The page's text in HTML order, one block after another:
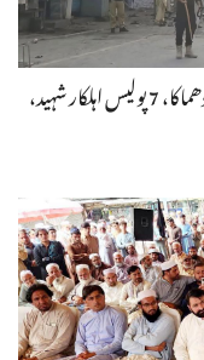
سوات: کبل پولیس اسٹیشن کے قریب خودکش دھماکا، 7 پولیس اہلکار شہید،